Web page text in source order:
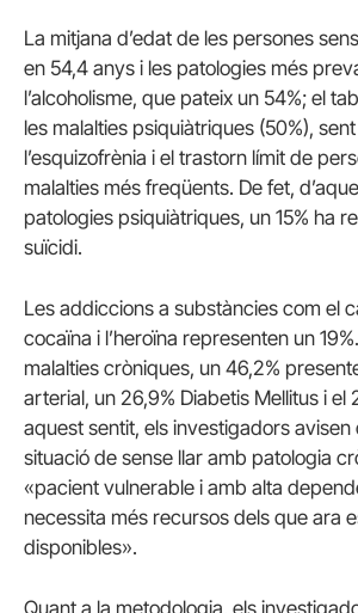
La mitjana d’edat de les persones
en 54,4 anys i les patologies més
l’alcoholisme, que pateix un 54%; el
les malalties psiquiàtriques (50%),
l’esquizofrènia i el trastorn límit de
malalties més freqüents. De fet,
patologies psiquiàtriques, un 15% ha
suïcidi.
Les addiccions a substàncies com el
cocaïna i l’heroïna representen un
malalties cròniques, un 46,2%
arterial, un 26,9% Diabetis Mellitus i el
aquest sentit, els investigadors avisen
situació de sense llar amb patologia
«pacient vulnerable i amb alta
necessita més recursos dels que ara
disponibles».